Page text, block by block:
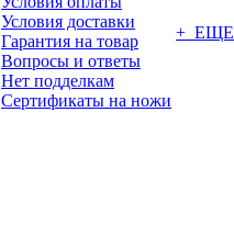
Условия доставки
Гарантия на товар
Вопросы и ответы
Нет подделкам
Сертификаты на ножи
+ ЕЩЕ